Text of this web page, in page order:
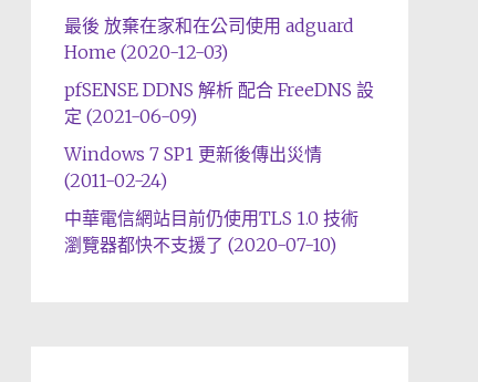
最後 放棄在家和在公司使用 adguard
Home (2020-12-03)
pfSENSE DDNS 解析 配合 FreeDNS 設
定 (2021-06-09)
Windows 7 SP1 更新後傳出災情
(2011-02-24)
中華電信網站目前仍使用TLS 1.0 技術
瀏覽器都快不支援了 (2020-07-10)